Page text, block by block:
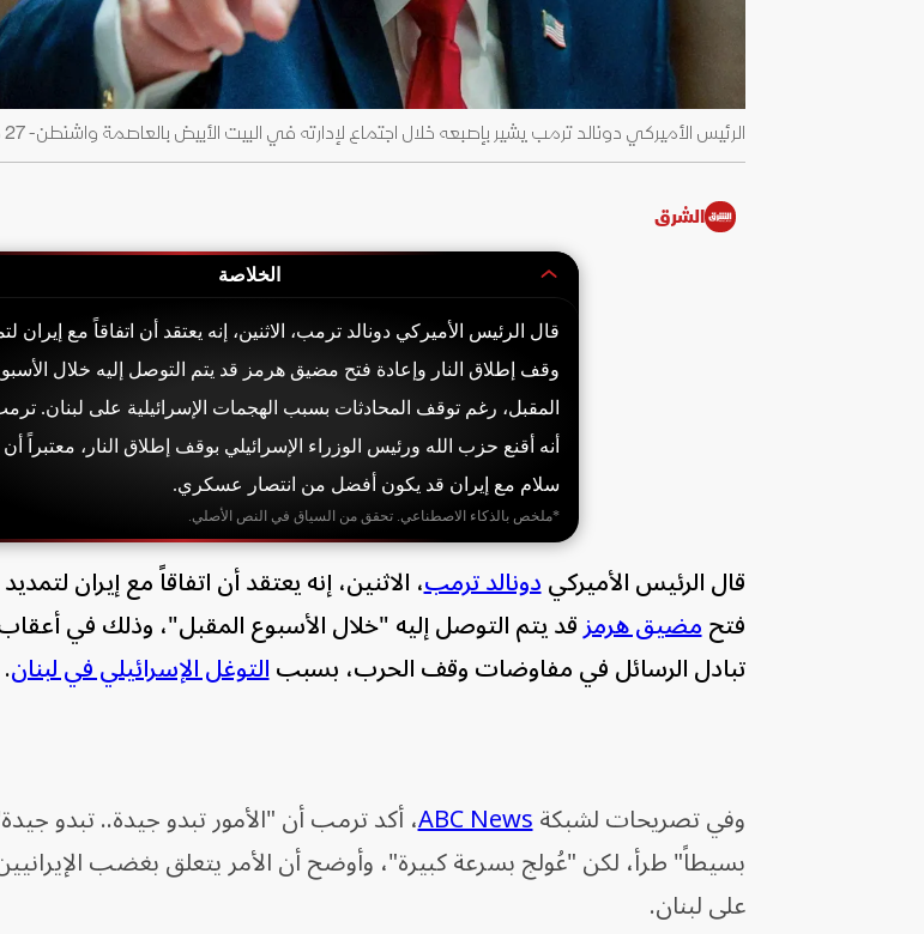
الرئيس الأميركي دونالد ترمب يشير بإصبعه خلال اجتماع لإدارته في البيت الأبيض بالعاصمة واشنطن- 27 مايو 2026 - Reuters
الشرق
الخلاصة
قال الرئيس الأميركي دونالد ترمب، الاثنين، إنه يعتقد أن اتفاقاً مع إيران
وقف إطلاق النار وإعادة فتح مضيق هرمز قد يتم التوصل إليه خلال
المقبل، رغم توقف المحادثات بسبب الهجمات الإسرائيلية على لبنان.
أنه أقنع حزب الله ورئيس الوزراء الإسرائيلي بوقف إطلاق النار، معتبراً أن
سلام مع إيران قد يكون أفضل من انتصار عسكري.
*ملخص بالذكاء الاصطناعي. تحقق من السياق في النص الأصلي.
قال الرئيس الأميركيدونالد ترمب، الاثنين، إنه يعتقد أن اتفاقاً مع إيران
فتحمضيق هرمزقد يتم التوصل إليه "خلال الأسبوع المقبل"، وذلك في
تبادل الرسائل في مفاوضات وقف الحرب، بسببالتوغل الإسرائيلي في لبنان.
وفي تصريحات لشبكةABC News، أكد ترمب أن "الأمور تبدو جيدة.. تبدو
بسيطاً" طرأ، لكن "عُولج بسرعة كبيرة"، وأوضح أن الأمر يتعلق بغضب
على لبنان.